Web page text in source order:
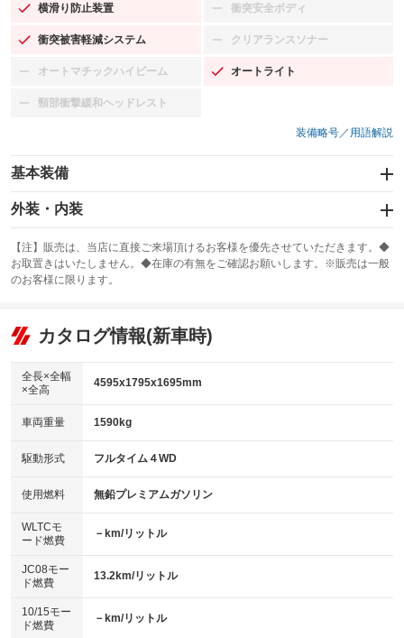
横滑り防止装置
：装備あり 衝突安全ボディ
：装備なし
衝突被害軽減システム
：装備あり クリアランスソナー
：装備なし
オートマチックハイビーム
：装備なし オートライト
：装備あり
頸部衝撃緩和ヘッドレスト
：装備なし
装備略号／用語解説
基本装備
エアバッグ：運転席/助手席
：装備あり
：装備なし
サンルーフ
：装備なし ABS
リフトアップ
：装備なし
：装備なし
パワーウィンドウ
アイドリングストップ
：装備なし
USB入力端子
：装備あり
100V電源
：装備なし
センターデフロック
：装備なし
電動格納ミラー
：装備なし
外装・内装
カーナビ：SDナビ
：装備あり
TV：フルセグ
：装備あり
ビジュアル
：装備なし
：装備あり
革シート
キーレス
HID(キセノンライト)
：装備あり
バックカメラ
：装備あり
エアロ
：装備あり
：装備なし
パワーシート
ベンチシート
：装備なし
【注】販売は、当店に直接ご来場頂けるお客様を優先させていただきます。◆
お取置きはいたしません。◆在庫の有無をご確認お願いします。※販売は一般
のお客様に限ります。
カタログ情報(新車時)
全長×全幅
×全高
4595x1795x1695mm
車両重量 1590kg
駆動形式 フルタイム４WD
使用燃料 無鉛プレミアムガソリン
WLTCモ
ード燃費
－km/リットル
JC08モー
ド燃費
13.2km/リットル
10/15モー
ド燃費
－km/リットル